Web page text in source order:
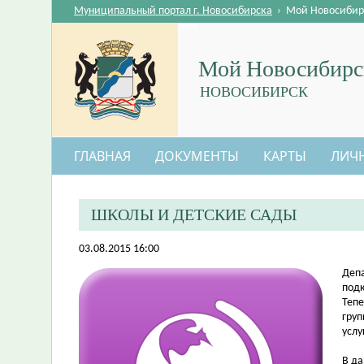
Мой
НОВОСИБИРСК
Муниципальный портал г. Новосибирска › Мой
ГЛАВНАЯ ДОКУМЕНТЫ КАРТЫ
ШКОЛЫ И ДЕТСКИЕ САДЫ
03.08.2015 16:00
В